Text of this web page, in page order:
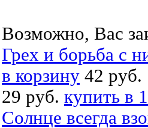
Возможно, Вас
Грех и борьба с
в корзину 42 руб.
29 руб. купить в
Солнце всегда